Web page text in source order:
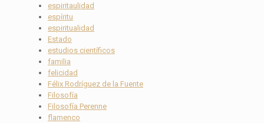
espiritaulidad
espíritu
espiritualidad
Estado
estudios científicos
familia
felicidad
Félix Rodríguez de la Fuente
Filosofía
Filosofía Perenne
flamenco